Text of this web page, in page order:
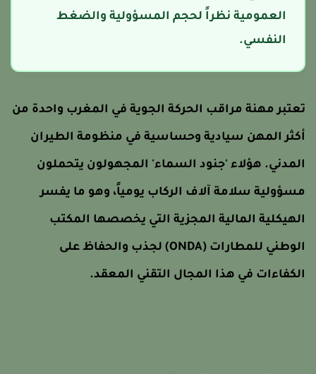
العمومية نظراً لحجم المسؤولية والضغط
النفسي.
مهنة مراقب الحركة الجوية في المغرب واحدة من
المهن سيادية وحساسية في منظومة الطيران
هؤلاء 'جنود السماء' المجهولون يتحملون
سلامة آلاف الركاب يومياً، وهو ما يفسر
المالية المجزية التي يخصصها المكتب
الوطني للمطارات (ONDA) لجذب والحفاظ على
في هذا المجال التقني المعقد.